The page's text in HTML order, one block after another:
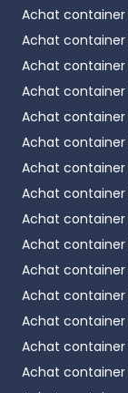
Achat container
Achat container
Achat container
Achat container
Achat container
Achat container
Achat container
Achat container
Achat container
Achat container
Achat container
Achat container
Achat container
Achat container
Achat container